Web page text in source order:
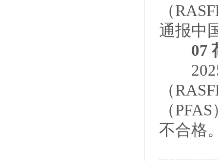
（
通报中
07 荷
2025
（
（
不合格